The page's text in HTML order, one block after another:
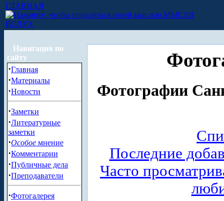
ГЛАВНАЯ
МЫСЛИ
ВСЛУХ
Навигация по
сайту
·Главная
·Материалы
·Новости
·Заметки
·Литературные
заметки
·Особое мнение
·Комментарии
·Публичные дела
·Преподаватели
·Фотогалерея
Фотографии
Последние
Часто